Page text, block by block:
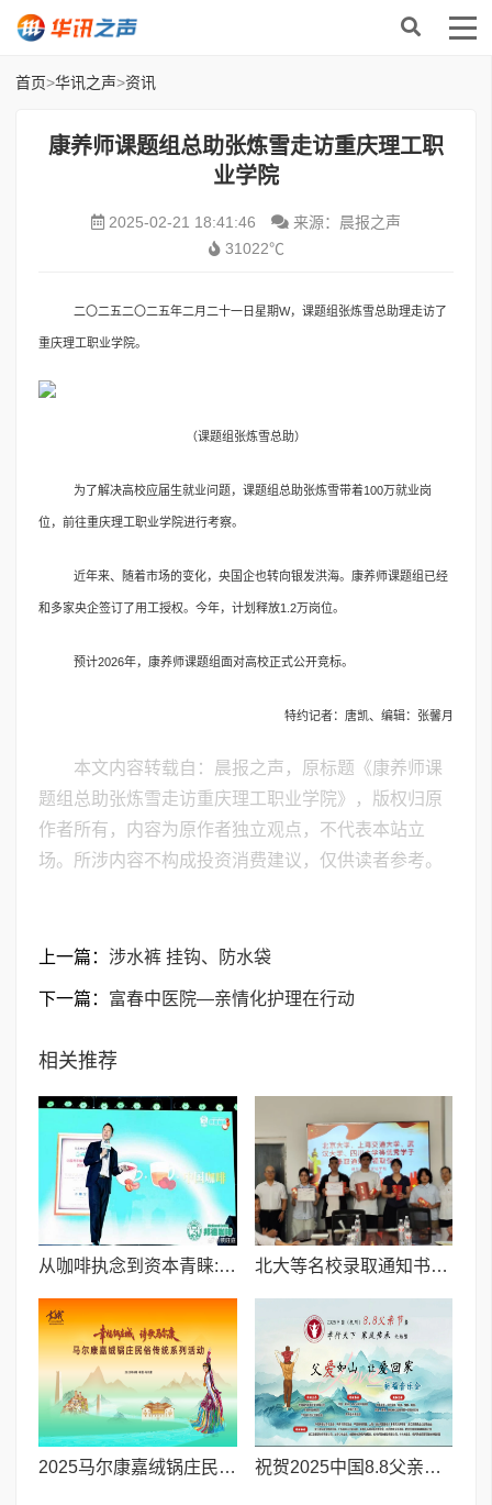
首页>华讯之声>资讯
康养师课题组总助张炼雪走访重庆理工职
业学院
2025-02-21 18:41:46
来源：晨报之声
31022℃
二〇二五二〇二五年二月二十一日星期W，课题组张炼雪总助理走访了
重庆理工职业学院。
（课题组张炼雪总助）
为了解决高校应届生就业问题，课题组总助张炼雪带着100万就业岗
位，前往重庆理工职业学院进行考察。
近年来、随着市场的变化，央国企也转向银发洪海。康养师课题组已经
和多家央企签订了用工授权。今年，计划释放1.2万岗位。
预计2026年，康养师课题组面对高校正式公开竞标。
特约记者：唐凯、编辑：张馨月
本文内容转载自：晨报之声，原标题《康养师课
题组总助张炼雪走访重庆理工职业学院》，版权归原
作者所有，内容为原作者独立观点，不代表本站立
场。所涉内容不构成投资消费建议，仅供读者参考。
上一篇： 涉水裤 挂钩、防水袋
下一篇： 富春中医院—亲情化护理在行动
相关推荐
从咖啡执念到资本青睐:邦德咖啡创始人的差异化破局之路 北大等名校录取通知书送达仪式在喀什市特区实验学校暖心举行
2025马尔康嘉绒锅庄民俗传统系列活动拉开帷幕 千人多民族锅庄巡游点燃“幸福锅庄城” 祝贺2025中国8.8父亲节“孝行天下家风传承”论坛暨祈福音乐会圆满成功